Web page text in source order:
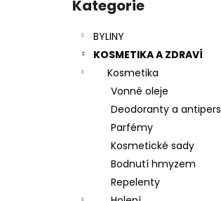
Přeskočit
kategorie
Kategorie
BYLINY
KOSMETIKA A ZDRAVÍ
Kosmetika
Vonné oleje
Deodoranty a
Parfémy
Kosmetické sady
Bodnutí hmyzem
Repelenty